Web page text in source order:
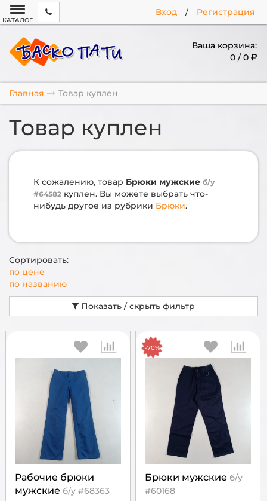
Вход / Регистрация
КАТАЛОГ
Ваша корзина:
0 / 0
Главная Товар куплен
Товар куплен
К сожалению, товар Брюки мужские б/у
#64582 куплен. Вы можете выбрать что-
нибудь другое из рубрики Брюки.
Сортировать:
по цене
по названию
Показать / скрыть фильтр
Рабочие брюки
мужские б/у #68363
Брюки мужские б/у
#60168
-70%